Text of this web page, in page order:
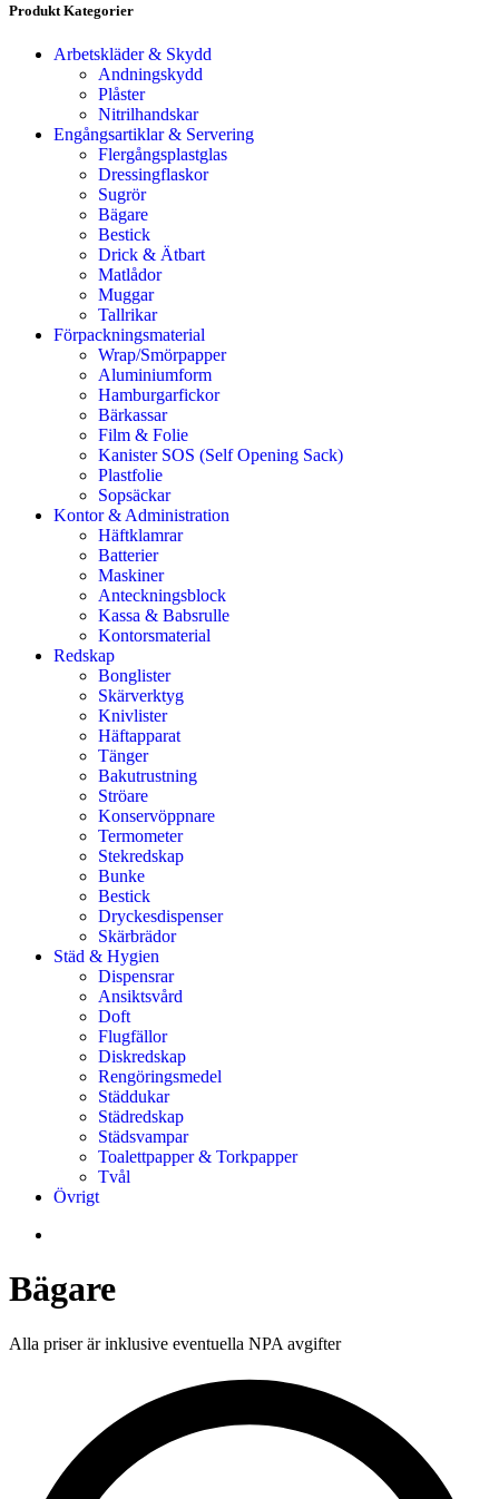
Produkt Kategorier
Arbetskläder & Skydd
Andningskydd
Plåster
Nitrilhandskar
Engångsartiklar & Servering
Flergångsplastglas
Dressingflaskor
Sugrör
Bägare
Bestick
Drick & Ätbart
Matlådor
Muggar
Tallrikar
Förpackningsmaterial
Wrap/Smörpapper
Aluminiumform
Hamburgarfickor
Bärkassar
Film & Folie
Kanister SOS (Self Opening Sack)
Plastfolie
Sopsäckar
Kontor & Administration
Häftklamrar
Batterier
Maskiner
Anteckningsblock
Kassa & Babsrulle
Kontorsmaterial
Redskap
Bonglister
Skärverktyg
Knivlister
Häftapparat
Tänger
Bakutrustning
Ströare
Konservöppnare
Termometer
Stekredskap
Bunke
Bestick
Dryckesdispenser
Skärbrädor
Städ & Hygien
Dispensrar
Ansiktsvård
Doft
Flugfällor
Diskredskap
Rengöringsmedel
Städdukar
Städredskap
Städsvampar
Toalettpapper & Torkpapper
Tvål
Övrigt
Bägare
Alla priser är inklusive eventuella NPA avgifter